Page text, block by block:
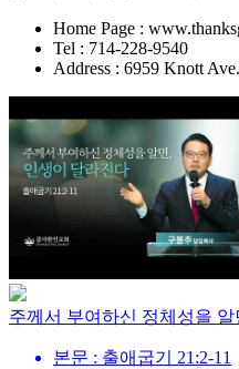
Home Page :
Tel : 714-228-9540
Address : 6959 Knott
주께서 부여하신 정체성을
본문 : 출애굽기 21:2-11